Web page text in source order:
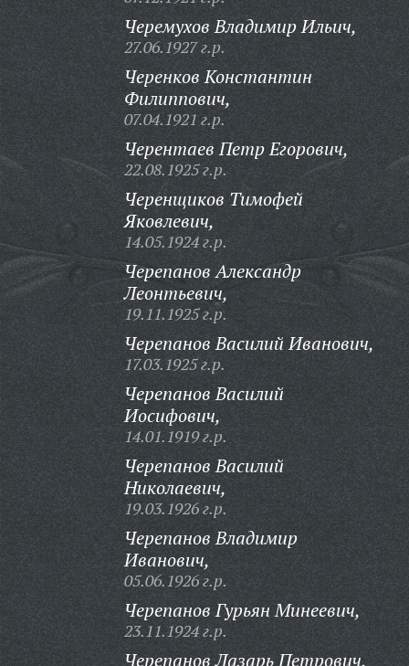
Черемухов Владимир Ильич,
27.06.1927 г.р.
Черенков Константин
Филиппович,
07.04.1921 г.р.
Черентаев Петр Егорович,
22.08.1925 г.р.
Черенщиков Тимофей
Яковлевич,
14.05.1924 г.р.
Черепанов Александр
Леонтьевич,
19.11.1925 г.р.
Черепанов Василий Иванович,
17.03.1925 г.р.
Черепанов Василий
Иосифович,
14.01.1919 г.р.
Черепанов Василий
Николаевич,
19.03.1926 г.р.
Черепанов Владимир
Иванович,
05.06.1926 г.р.
Черепанов Гурьян Минеевич,
23.11.1924 г.р.
Черепанов Лазарь Петрович,